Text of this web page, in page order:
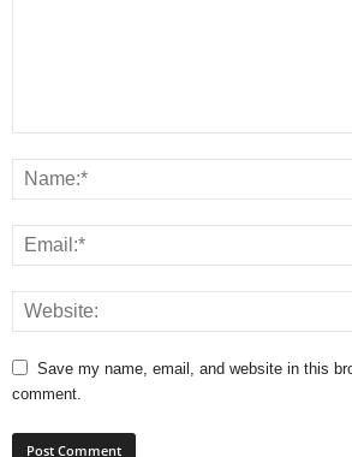
Save my name, email, and website in this
comment.